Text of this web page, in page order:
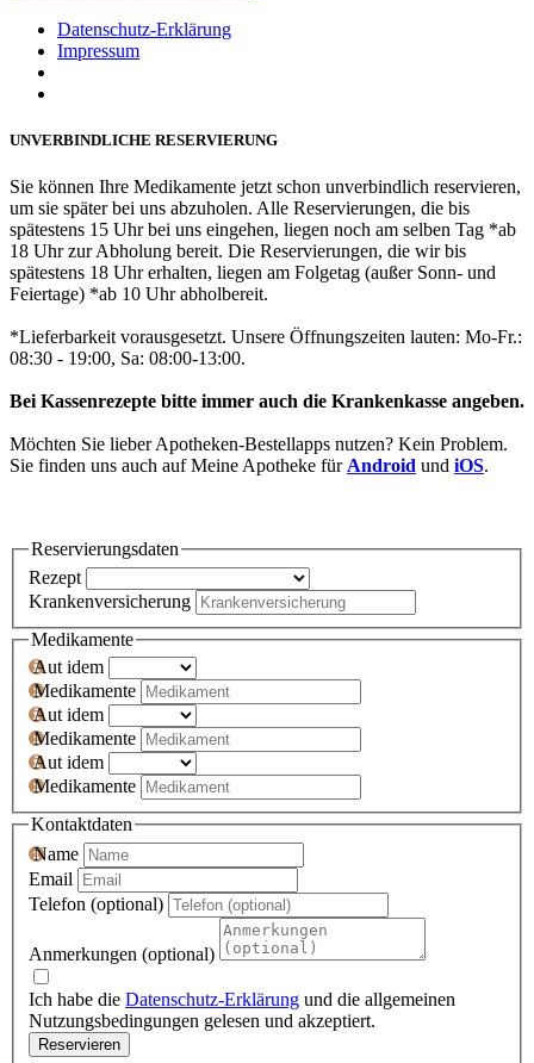
Datenschutz-Erklärung
Impressum
UNVERBINDLICHE RESERVIERUNG
Sie können Ihre Medikamente jetzt schon unverbindlich reservieren,
um sie später bei uns abzuholen. Alle Reservierungen, die bis
spätestens 15 Uhr bei uns eingehen, liegen noch am selben Tag *ab
18 Uhr zur Abholung bereit. Die Reservierungen, die wir bis
spätestens 18 Uhr erhalten, liegen am Folgetag (außer Sonn- und
Feiertage) *ab 10 Uhr abholbereit.
*Lieferbarkeit vorausgesetzt. Unsere Öffnungszeiten lauten: Mo-Fr.:
08:30 - 19:00, Sa: 08:00-13:00.
Bei Kassenrezepte bitte immer auch die Krankenkasse angeben.
Möchten Sie lieber Apotheken-Bestellapps nutzen? Kein Problem.
Sie finden uns auch auf Meine Apotheke für Android und iOS.
Reservierungsdaten
Rezept
Krankenversicherung
Medikamente
Aut idem
Medikamente
Aut idem
Medikamente
Aut idem
Medikamente
Kontaktdaten
Name
Email
Telefon (optional)
Anmerkungen (optional)
Ich habe die Datenschutz-Erklärung und die allgemeinen
Nutzungsbedingungen gelesen und akzeptiert.
Reservieren